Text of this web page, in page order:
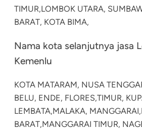
TIMUR,LOMBOK UTARA,
BARAT, KOTA BIMA,
Nama kota selanjutnya jasa
Kemenlu
KOTA MATARAM, NUSA
BELU, ENDE, FLORES,TIMUR,
LEMBATA,MALAKA, MANGGARAI,
BARAT,MANGGARAI TIMUR,